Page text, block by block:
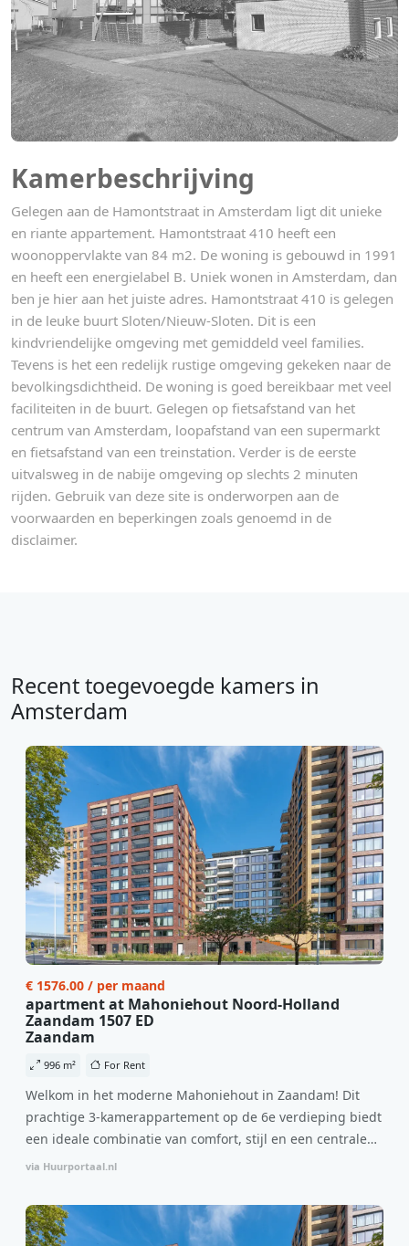
Kamerbeschrijving
Gelegen aan de Hamontstraat in Amsterdam ligt dit unieke
en riante appartement. Hamontstraat 410 heeft een
woonoppervlakte van 84 m2. De woning is gebouwd in 1991
en heeft een energielabel B. Uniek wonen in Amsterdam, dan
ben je hier aan het juiste adres. Hamontstraat 410 is gelegen
in de leuke buurt Sloten/Nieuw-Sloten. Dit is een
kindvriendelijke omgeving met gemiddeld veel families.
Tevens is het een redelijk rustige omgeving gekeken naar de
bevolkingsdichtheid. De woning is goed bereikbaar met veel
faciliteiten in de buurt. Gelegen op fietsafstand van het
centrum van Amsterdam, loopafstand van een supermarkt
en fietsafstand van een treinstation. Verder is de eerste
uitvalsweg in de nabije omgeving op slechts 2 minuten
rijden. Gebruik van deze site is onderworpen aan de
voorwaarden en beperkingen zoals genoemd in de
disclaimer.
Recent toegevoegde kamers in
Amsterdam
€ 1576.00 / per maand
apartment at Mahoniehout Noord-Holland
Zaandam 1507 ED
Zaandam
996 m² For Rent
Welkom in het moderne Mahoniehout in Zaandam! Dit
prachtige 3-kamerappartement op de 6e verdieping biedt
een ideale combinatie van comfort, stijl en een centrale
locatie. Met een huurprijs van €1.576 per maand
per maand is dit een geweldige kans voor professionals
die op zoek zijn naar een woning die direct beschikbaar is
via Huurportaal.nl